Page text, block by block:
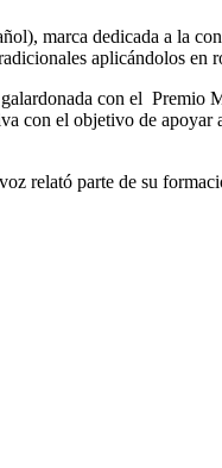
marca dedicada a la
aplicándolos en
con el Premio
con el objetivo de apoyar
relató parte de su